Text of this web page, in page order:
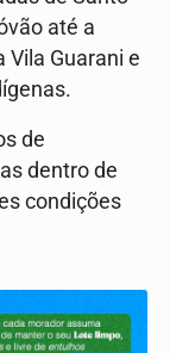
até a
Vila Guarani e
de
dentro de
condições